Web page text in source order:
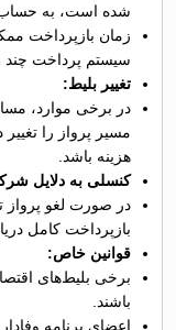
شده است، به حساب
زمان بازپرداخت
سیستم پرداخت چند
تغییر بلیط:
در برخی موارد،
مسیر پرواز را
هزینه باشد.
کنسلی به دلایل
در صورت لغو پرواز
بازپرداخت کامل
قوانین خاص:
برخی بلیط‌های
باشند.